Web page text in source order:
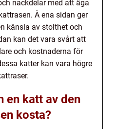
nackdelar med att äga
Å ena sidan ger
känsla av stolthet och
kan det vara svårt att
och kostnaderna för
katter kan vara högre
en katt av den
kosta?